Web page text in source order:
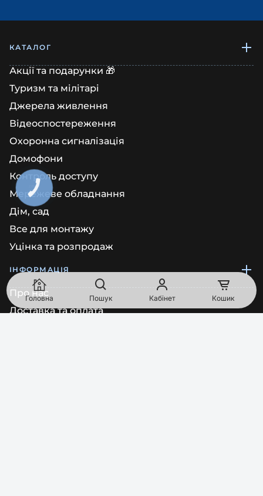
Головна Пошук Кабінет Кошик
КАТАЛОГ
Акції та подарунки 🎁
Туризм та мілітарі
Джерела живлення
Відеоспостереження
Охоронна сигналізація
Домофони
Контроль доступу
Мережеве обладнання
Дім, сад
Все для монтажу
Уцінка та розпродаж
ІНФОРМАЦІЯ
Про нас
Доставка та оплата
КНОПКА
ЗВ'ЯЗКУ